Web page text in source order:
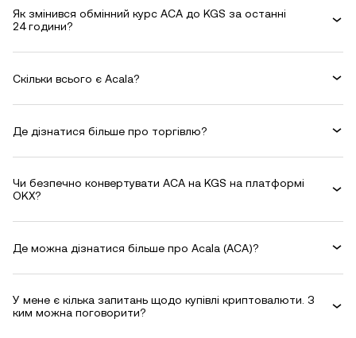
Як змінився обмінний курс ACA до KGS за останні
24 години?
Скільки всього є Acala?
Де дізнатися більше про торгівлю?
Чи безпечно конвертувати ACA на KGS на платформі
OKX?
Де можна дізнатися більше про Acala (ACA)?
У мене є кілька запитань щодо купівлі криптовалюти. З
ким можна поговорити?